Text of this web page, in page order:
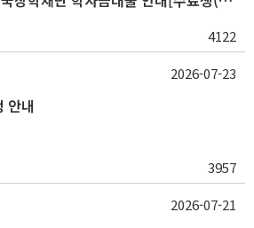
4122
안내
3957
2026-07-23
2026-07-21